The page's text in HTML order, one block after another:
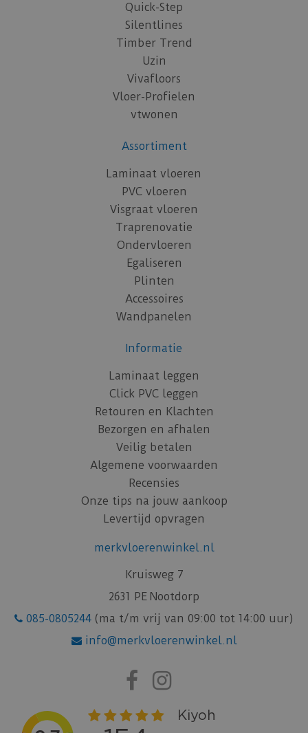
Quick-Step
Silentlines
Timber Trend
Uzin
Vivafloors
Vloer-Profielen
vtwonen
Assortiment
Laminaat vloeren
PVC vloeren
Visgraat vloeren
Traprenovatie
Ondervloeren
Egaliseren
Plinten
Accessoires
Wandpanelen
Informatie
Laminaat leggen
Click PVC leggen
Retouren en Klachten
Bezorgen en afhalen
Veilig betalen
Algemene voorwaarden
Recensies
Onze tips na jouw aankoop
Levertijd opvragen
merkvloerenwinkel.nl
Kruisweg 7
2631 PE Nootdorp
085-0805244 (ma t/m vrij van 09:00 tot 14:00 uur)
info@merkvloerenwinkel.nl